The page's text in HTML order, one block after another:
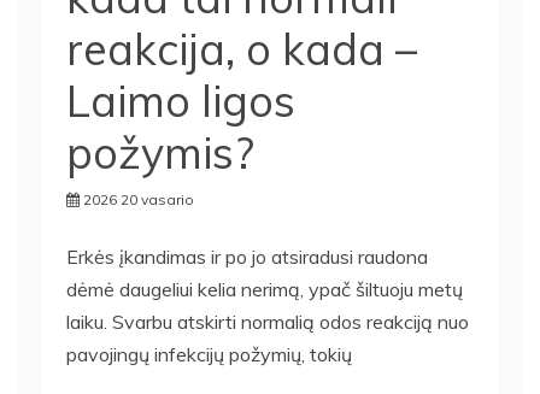
reakcija, o kada –
Laimo ligos
požymis?
2026 20 vasario
Erkės įkandimas ir po jo atsiradusi raudona
dėmė daugeliui kelia nerimą, ypač šiltuoju metų
laiku. Svarbu atskirti normalią odos reakciją nuo
pavojingų infekcijų požymių, tokių